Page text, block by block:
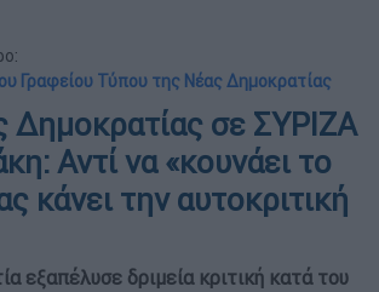
Γραφείου Τύπου της Νέας Δημοκρατίας
Δημοκρατίας σε ΣΥΡΙΖΑ
Αντί να «κουνάει το
κάνει την αυτοκριτική
εξαπέλυσε δριμεία κριτική κατά του